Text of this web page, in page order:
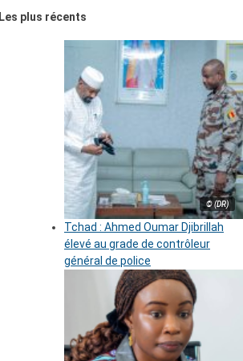
Les plus récents
© (DR)
Tchad : Ahmed Oumar Djibrillah
élevé au grade de contrôleur
général de police